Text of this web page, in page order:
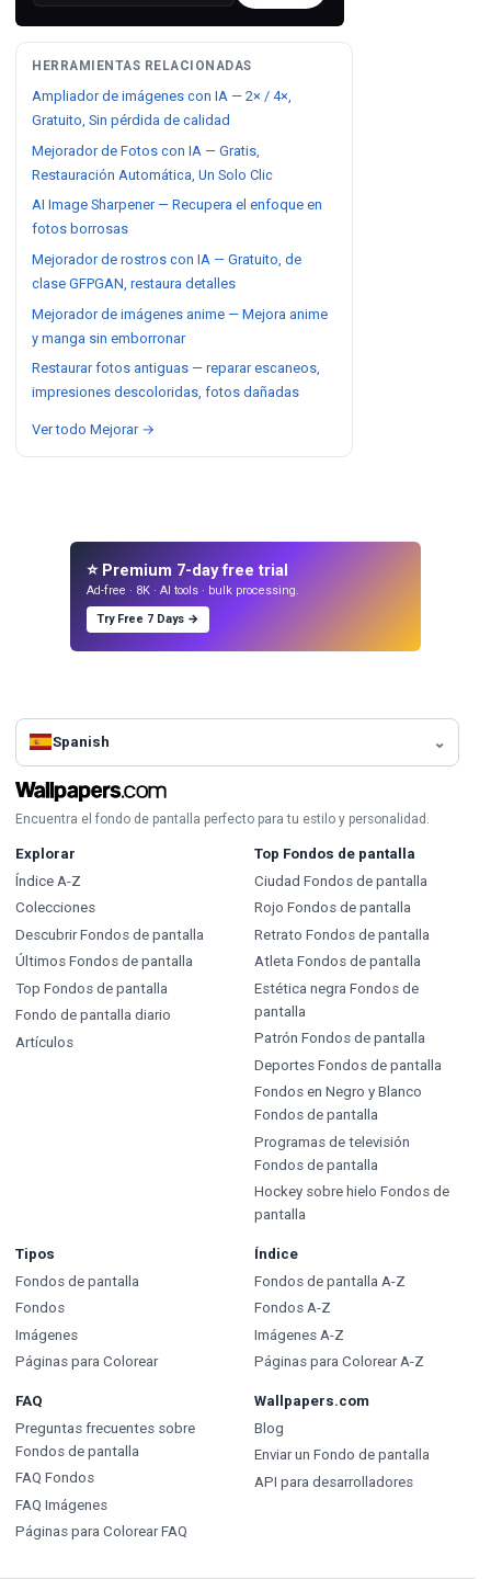
HERRAMIENTAS RELACIONADAS
Ampliador de imágenes con IA — 2× / 4×,
Gratuito, Sin pérdida de calidad
Mejorador de Fotos con IA — Gratis,
Restauración Automática, Un Solo Clic
AI Image Sharpener — Recupera el enfoque en
fotos borrosas
Mejorador de rostros con IA — Gratuito, de
clase GFPGAN, restaura detalles
Mejorador de imágenes anime — Mejora anime
y manga sin emborronar
Restaurar fotos antiguas — reparar escaneos,
impresiones descoloridas, fotos dañadas
Ver todo Mejorar →
⭐ Premium 7-day free trial
Ad-free · 8K · AI tools · bulk processing.
Try Free 7 Days →
Spanish
Encuentra el fondo de pantalla perfecto para tu estilo y personalidad.
Explorar
Índice A-Z
Colecciones
Descubrir Fondos de pantalla
Últimos Fondos de pantalla
Top Fondos de pantalla
Fondo de pantalla diario
Artículos
Top Fondos de pantalla
Ciudad Fondos de pantalla
Rojo Fondos de pantalla
Retrato Fondos de pantalla
Atleta Fondos de pantalla
Estética negra Fondos de
pantalla
Patrón Fondos de pantalla
Deportes Fondos de pantalla
Fondos en Negro y Blanco
Fondos de pantalla
Programas de televisión
Fondos de pantalla
Hockey sobre hielo Fondos de
pantalla
Tipos
Fondos de pantalla
Fondos
Imágenes
Páginas para Colorear
Índice
Fondos de pantalla A-Z
Fondos A-Z
Imágenes A-Z
Páginas para Colorear A-Z
FAQ
Preguntas frecuentes sobre
Fondos de pantalla
FAQ Fondos
FAQ Imágenes
Páginas para Colorear FAQ
Wallpapers.com
Blog
Enviar un Fondo de pantalla
API para desarrolladores